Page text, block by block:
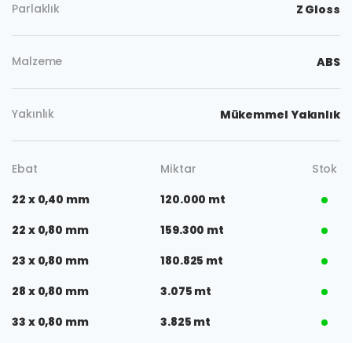
Parlaklık Z Gloss
Malzeme ABS
Yakınlık Mükemmel Yakınlık
Ebat Miktar
Stok
22 x 0,40 mm
120.000 mt
22 x 0,80 mm
159.300 mt
23 x 0,80 mm
180.825 mt
28 x 0,80 mm
3.075 mt
33 x 0,80 mm
3.825 mt